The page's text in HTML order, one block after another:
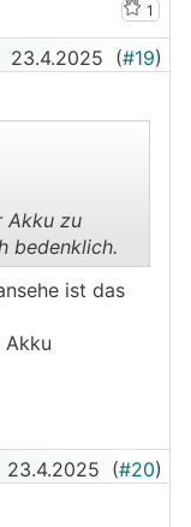
1
23.4.2025 (#19)
Akku zu
bedenklich.
ist das
Akku
23.4.2025 (#20)